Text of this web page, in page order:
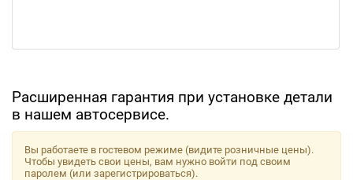
Расширенная гарантия при установке детали
в нашем автосервисе.
Вы работаете в гостевом режиме (видите розничные цены).
Чтобы увидеть свои цены, вам нужно войти под своим
паролем (или зарегистрироваться).